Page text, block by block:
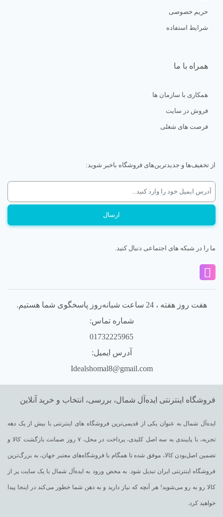
حریم خصوصی
شرایط استفاده
همراه با ما
همکاری با سازمان ها
فروش در سایت
فرصت های شغلی
از تخفیف‌ها و جدیدترین‌های فروشگاه باخبر شوید:
ما را در شبکه های اجتماعی دنبال کنید.
هفت روز هفته ، 24 ساعت شبانه‌روز پاسخگوی شما هستیم.
شماره تماس:
01732225965
آدرس ایمیل:
Idealshomal8@gmail.com
فروشگاه اینترنتی ایده‌آل شمال، بررسی، انتخاب و خرید آنلاین
ایده‌آل شمال به عنوان یکی از قدیمی‌ترین فروشگاه های اینترنتی با بیش از یک دهه
تجربه، با پایبندی به سه اصل کلیدی، پرداخت در محل، ۷ روز ضمانت بازگشت کالا و
تضمین اصل‌بودن کالا، موفق شده تا همگام با فروشگاه‌های معتبر جهان، به بزرگ‌ترین
فروشگاه اینترنتی ایران تبدیل شود. به محض ورود به ایده‌آل شمال با یک سایت پر از
کالا رو به رو می‌شوید! هر آنچه که نیاز دارید و به ذهن شما خطور می‌کند در اینجا پیدا
خواهید کرد.